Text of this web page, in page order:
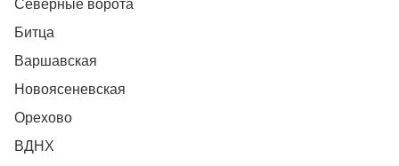
Северные ворота
Битца
Варшавская
Новоясеневская
Орехово
ВДНХ